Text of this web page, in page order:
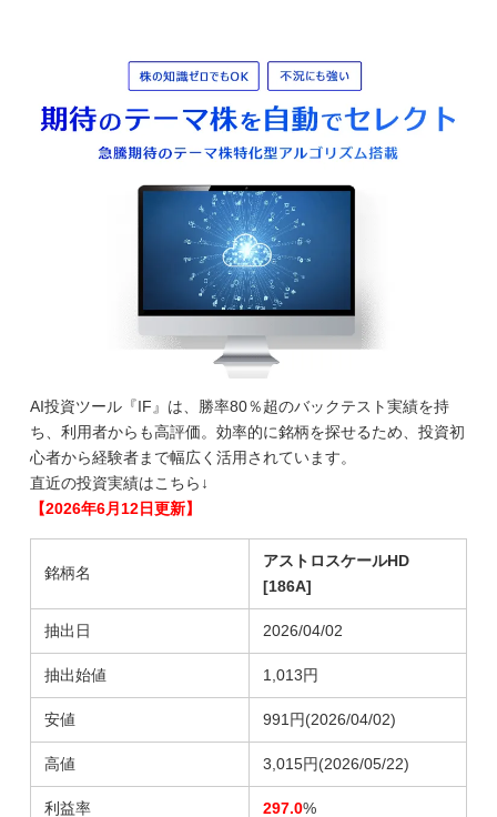
AI投資ツール『IF』は、勝率80％超のバックテスト実績を持
ち、利用者からも高評価。効率的に銘柄を探せるため、投資初
心者から経験者まで幅広く活用されています。
直近の投資実績はこちら↓
【2026年6月12日更新】
銘柄名
アストロスケールHD
[186A]
抽出日 2026/04/02
抽出始値 1,013円
安値 991円(2026/04/02)
高値 3,015円(2026/05/22)
利益率 297.0%